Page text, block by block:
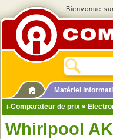
Bienvenue
Matériel
i-Comparateur de prix »
Whirlpool